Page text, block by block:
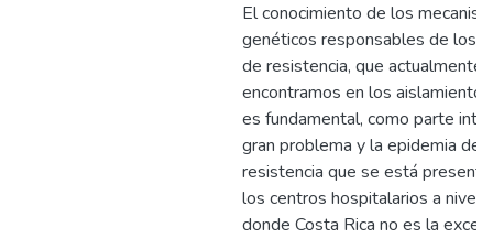
El conocimiento de los
genéticos responsables de los
de resistencia, que actualmente
encontramos en los
es fundamental, como parte
gran problema y la epidemia de
resistencia que se está
los centros hospitalarios a nivel
donde Costa Rica no es la